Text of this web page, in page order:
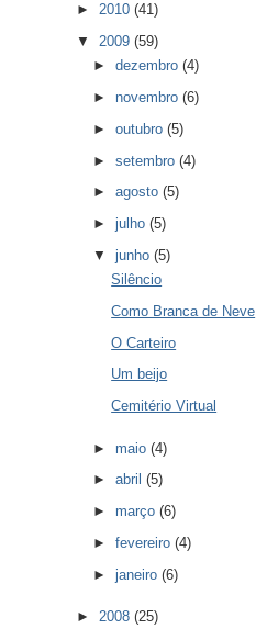
► 2010 (41)
▼ 2009 (59)
►dezembro(4)
►novembro(6)
►outubro(5)
►setembro(4)
►agosto(5)
►julho(5)
▼junho(5)
Silêncio
Como Branca de Neve
O Carteiro
Um beijo
Cemitério Virtual
►maio(4)
►abril(5)
►março(6)
►fevereiro(4)
►janeiro(6)
► 2008 (25)